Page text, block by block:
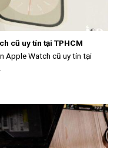
cũ uy tín tại TPHCM
Apple Watch cũ uy tín tại